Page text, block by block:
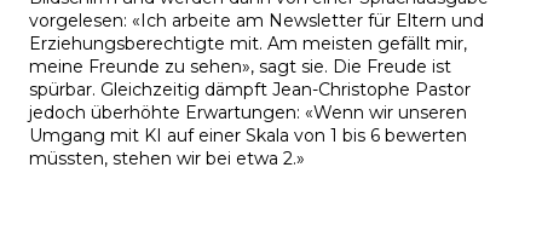
vorgelesen: «Ich arbeite am Newsletter für Eltern und
Erziehungsberechtigte mit. Am meisten gefällt mir,
meine Freunde zu sehen», sagt sie. Die Freude ist
spürbar. Gleichzeitig dämpft Jean-Christophe Pastor
jedoch überhöhte Erwartungen: «Wenn wir unseren
Umgang mit KI auf einer Skala von 1 bis 6 bewerten
müssten, stehen wir bei etwa 2.»